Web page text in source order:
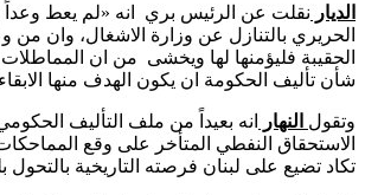
الديار نقلت عن الرئيس بري انه «لم يعط
الحريري بالتنازل عن وزارة الاشغال، وان من
الحقيبة فليؤمنها لها ويخشى من ان
شأن تأليف الحكومة ان يكون الهدف منها
وتقول النهار
انه بعيداً من ملف التأليف
الاستحقاق النفطي المتأخر على وقع
تكاد تضيع على لبنان فرصته التاريخية بالتحول